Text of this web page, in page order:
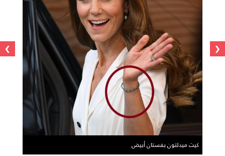
كيت ميدلتون بفستان أبيض
‹
›